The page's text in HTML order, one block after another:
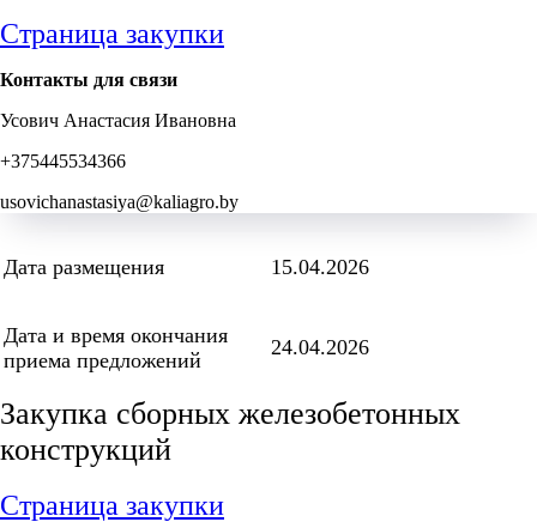
Страница закупки
Контакты для связи
Усович Анастасия Ивановна
+375445534366
usovichanastasiya@kaliagro.by
Дата размещения 15.04.2026
Дата и время окончания
приема предложений
24.04.2026
Закупка сборных железобетонных
конструкций
Страница закупки